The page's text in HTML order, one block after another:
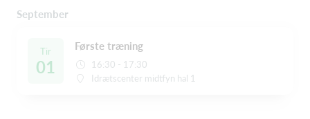
September
Tir
01
Første træning
16:30 - 17:30
Idrætscenter midtfyn hal 1